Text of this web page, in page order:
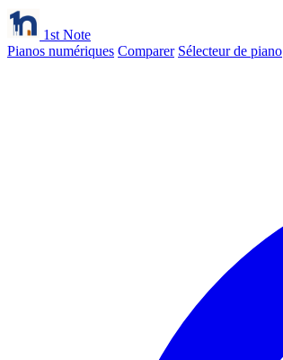
1st Note
Pianos numériques Comparer Sélecteur de piano